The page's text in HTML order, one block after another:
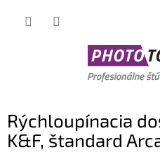
Rýchloupínacia
K&F, štandard